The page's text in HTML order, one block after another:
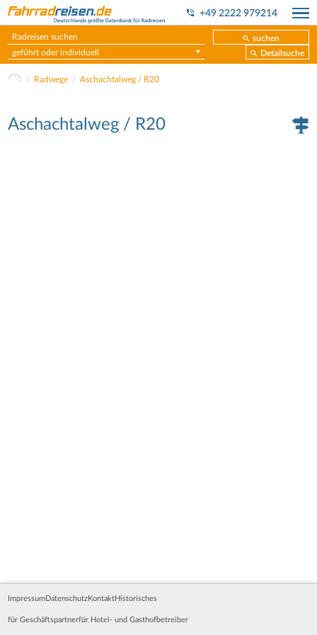
+49 2222 979214
suchen
geführt oder individuell
Detailsuche
Radwege Aschachtalweg / R20
Aschachtalweg / R20
Impressum Datenschutz Kontakt Historisches
für Geschäftspartnerfür Hotel- und Gasthofbetreiber